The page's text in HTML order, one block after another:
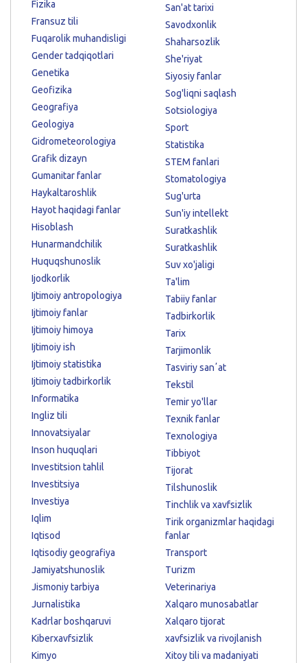
Fizika
Fransuz tili
Fuqarolik muhandisligi
Gender tadqiqotlari
Genetika
Geofizika
Geografiya
Geologiya
Gidrometeorologiya
Grafik dizayn
Gumanitar fanlar
Haykaltaroshlik
Hayot haqidagi fanlar
Hisoblash
Hunarmandchilik
Huquqshunoslik
Ijodkorlik
Ijtimoiy antropologiya
Ijtimoiy fanlar
Ijtimoiy himoya
Ijtimoiy ish
Ijtimoiy statistika
Ijtimoiy tadbirkorlik
Informatika
Ingliz tili
Innovatsiyalar
Inson huquqlari
Investitsion tahlil
Investitsiya
Investiya
Iqlim
Iqtisod
Iqtisodiy geografiya
Jamiyatshunoslik
Jismoniy tarbiya
Jurnalistika
Kadrlar boshqaruvi
Kiberxavfsizlik
Kimyo
San'at tarixi
Savodxonlik
Shaharsozlik
She'riyat
Siyosiy fanlar
Sog'liqni saqlash
Sotsiologiya
Sport
Statistika
STEM fanlari
Stomatologiya
Sug'urta
Sun'iy intellekt
Suratkashlik
Suratkashlik
Suv xo'jaligi
Ta'lim
Tabiiy fanlar
Tadbirkorlik
Tarix
Tarjimonlik
Tasviriy sanʼat
Tekstil
Temir yo'llar
Texnik fanlar
Texnologiya
Tibbiyot
Tijorat
Tilshunoslik
Tinchlik va xavfsizlik
Tirik organizmlar haqidagi
fanlar
Transport
Turizm
Veterinariya
Xalqaro munosabatlar
Xalqaro tijorat
xavfsizlik va rivojlanish
Xitoy tili va madaniyati